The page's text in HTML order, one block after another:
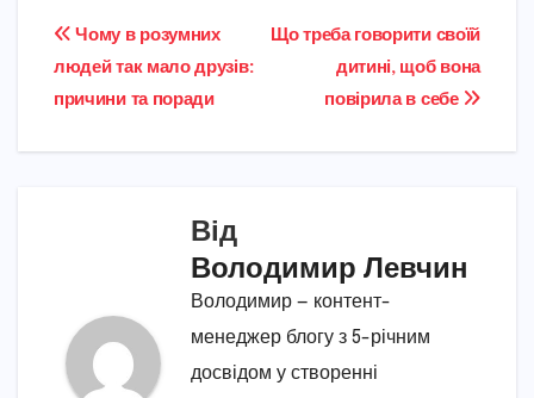
Навігація
записів
Що треба говорити своїй
дитині, щоб вона
повірила в себе
Чому в розумних
людей так мало друзів:
причини та поради
Від
Володимир Левчин
Володимир — контент-
менеджер блогу з 5-річним
досвідом у створенні